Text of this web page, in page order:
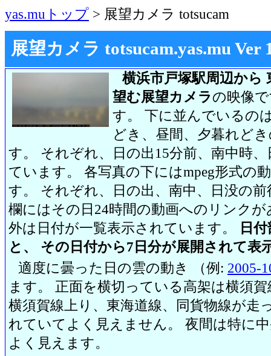
yas.muトップ > 展望カメラ totsucam
展望カメラ totsucam.yas.mu Ver
横浜市戸塚駅周辺から
望む展望カメラの映像
す。 下に並んでいるの
どき、昼間、夕暮れど
す。 それぞれ、日の出15分前、南中時
ています。 各写真の下にはmpeg形式の
す。 それぞれ、日の出、南中、日没の
欄にはその日24時間の動画へのリンク
外は日付が一覧表示されています。
日
と、 その日付から7日分が展開されて表
適度に曇った日の雲の動き （例: 2005-
ます。 正面を横切っている高架は横須
横須賀線上り、東海道線、同貨物線が走
れていてよく見えません。 夜間は特に
よく見えます。